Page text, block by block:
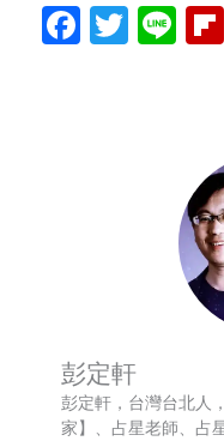
彭定軒
彭定軒，台灣台北人
家】、占星老師、占